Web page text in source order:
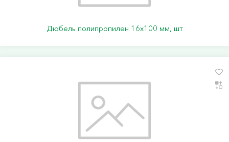
Дюбель полипропилен 16х100 мм, шт